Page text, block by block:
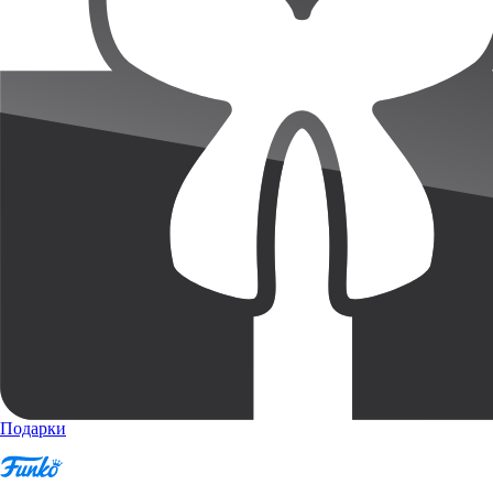
Подарки